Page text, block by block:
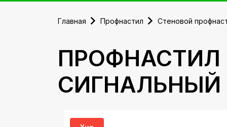
Главная Профнастил Стеновой
ПРОФНАСТИЛ
СИГНАЛЬНЫЙ